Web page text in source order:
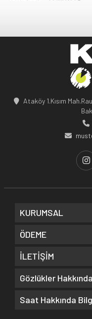
Ataköy 1.Kısım
KURUMSAL
ÖDEME
İLETİŞİM
Gözlükler
Saat Hakkında